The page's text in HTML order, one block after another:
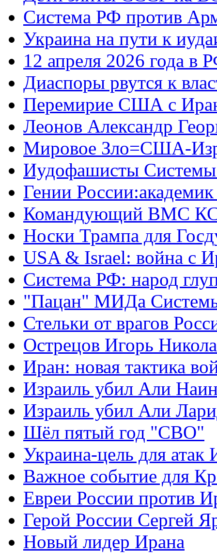
Система РФ против
Украина на пути к
12 апреля 2026 года в
Диаспоры рвутся к
Перемирие США с
Леонов Александр
Мировое Зло=США-
Иудофашисты
Гении
Командующий ВМС
Носки Трампа для
USA & Israel: война с
Система РФ: народ
"Пацан" МИДа
Стельки от врагов
Острецов Игорь
Иран: новая тактика
Израиль убил Али
Израиль убил Али
Шёл пятый год "СВО"
Украина-цель для атак
Важное событие для
Евреи России против
Герой России Сергей
Новый лидер Ирана